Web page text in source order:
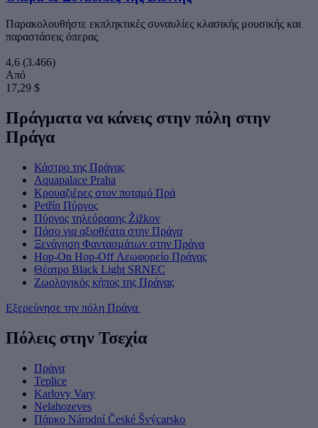
Παρακολουθήστε εκπληκτικές συναυλίες κλασικής μουσικής και
παραστάσεις όπερας
4,6 (3.466)
Από
17,29 $
Πράγματα να κάνεις στην πόλη στην
Πράγα
Κάστρο της Πράγας
Aquapalace Praha
Κρουαζιέρες στον ποταμό Πρά
Petřín Πύργος
Πύργος τηλεόρασης Žižkov
Πάσο για αξιοθέατα στην Πράγα
Ξενάγηση Φαντασμάτων στην Πράγα
Hop-On Hop-Off Λεωφορείο Πράγας
Θέατρο Black Light SRNEC
Ζωολογικός κήπος της Πράγας
Εξερεύνησε την πόλη Πράγα
Πόλεις στην Τσεχία
Πράγα
Teplice
Karlovy Vary
Nelahozeves
Πάρκο Národní České Švýcarsko